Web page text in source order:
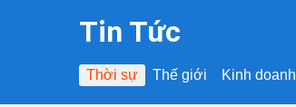
Tin Tức
Thời sự Thế giới Kinh doanh